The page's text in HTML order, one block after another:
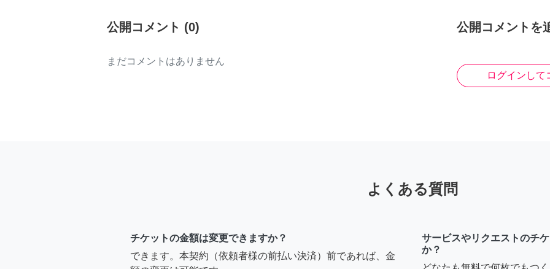
公開コメント (0)
まだコメントはありません
公開コメントを
ログインして
よくある質問
チケットの金額は変更できますか？
できます。本契約（依頼者様の前払い決済）前であれば、金
サービスやリクエストのチ
か？